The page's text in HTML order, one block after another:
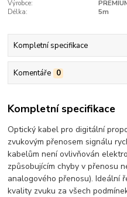
Výrobce:
Délka:
5m
Kompletní specifikace
Komentáře 0
Kompletní specifikace
Optický kabel pro digitální
zvukovým přenosem signálu
kabelům není ovlivňován
způsobujícím chyby v přenosu
analogového přenosu). Ideální
kvality zvuku za všech